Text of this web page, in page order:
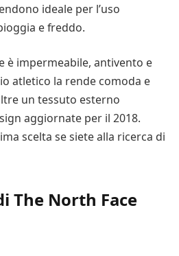
ideale per l’uso
e freddo.
è impermeabile, antivento e
atletico la rende comoda e
un tessuto esterno
aggiornate per il 2018.
scelta se siete alla ricerca di
The North Face